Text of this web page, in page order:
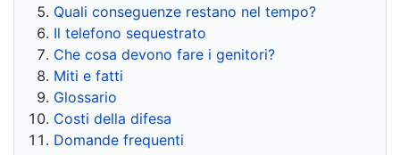
Quali conseguenze restano nel tempo?
Il telefono sequestrato
Che cosa devono fare i genitori?
Miti e fatti
Glossario
Costi della difesa
Domande frequenti